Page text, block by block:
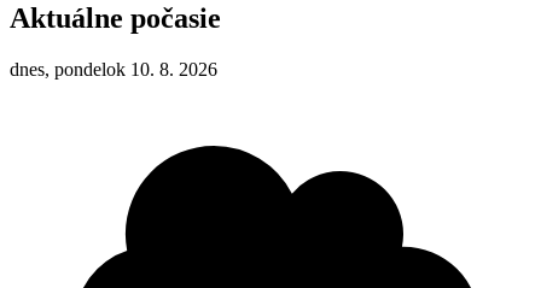
Aktuálne počasie
dnes, pondelok 10. 8. 2026